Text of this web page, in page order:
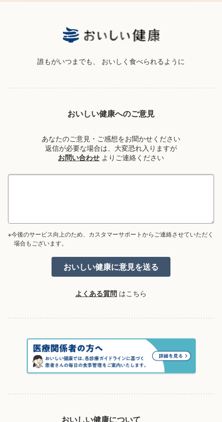
誰もがいつまでも、 おいしく食べられるように
おいしい健康へのご意見
あなたのご意見・ご感想をお聞かせください
返信が必要な場合は、大変恐れ入りますが
お問い合わせ よりご連絡ください
※今後のサービス向上のため、カスタマーサポートからご連絡させていただく
場合もございます。
よくある質問 はこちら
おいしい健康について